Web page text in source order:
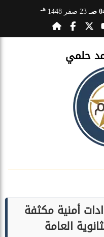
23 صفر 1448 هـ
حلمي
أمنية مكثفة
العامة